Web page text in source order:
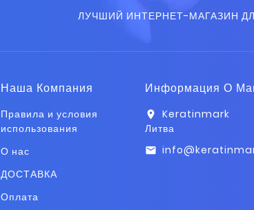
ЛУЧШИЙ ИНТЕРНЕТ-МАГАЗИН
Наша Компания
Правила и условия
использования
О нас
ДОСТАВКА
Оплата
Информация О
location_on
Keratinmark
Литва
email